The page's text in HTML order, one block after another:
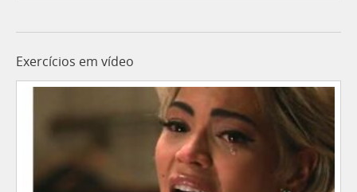
Exercícios em vídeo